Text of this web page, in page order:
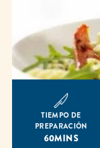
TIEMPO DE
PREPARACIÓN
60MINS